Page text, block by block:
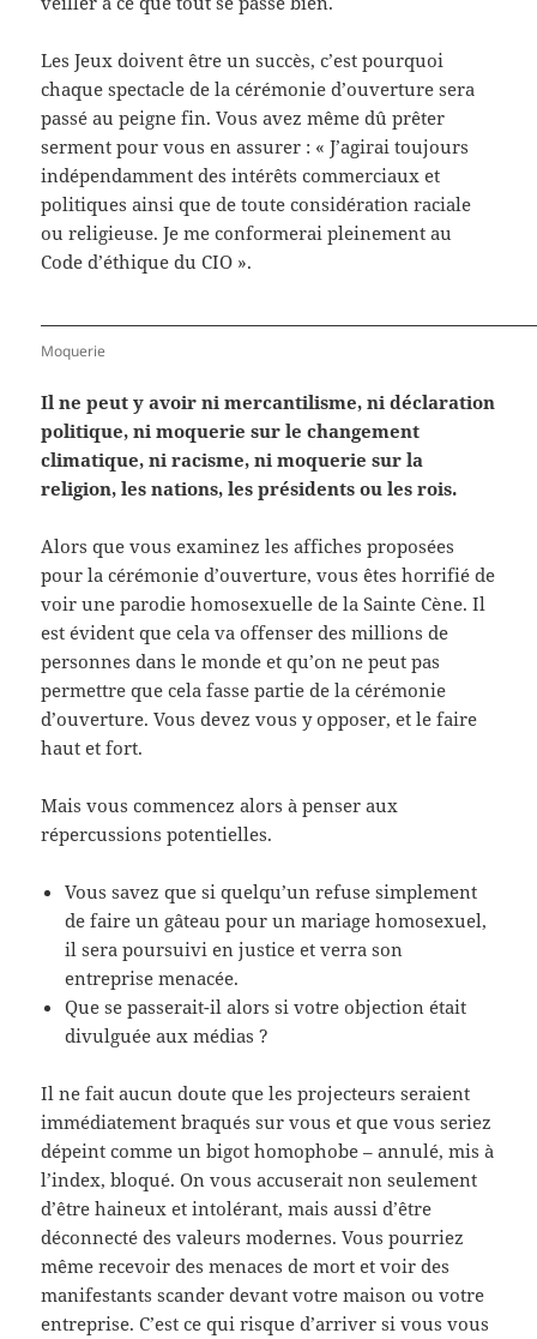
Les Jeux doivent être un succès, c’est pourquoi
chaque spectacle de la cérémonie d’ouverture sera
passé au peigne fin. Vous avez même dû prêter
serment pour vous en assurer : « J’agirai toujours
indépendamment des intérêts commerciaux et
politiques ainsi que de toute considération raciale
ou religieuse. Je me conformerai pleinement au
Code d’éthique du CIO ».
Moquerie
Il ne peut y avoir ni mercantilisme, ni déclaration
politique, ni moquerie sur le changement
climatique, ni racisme, ni moquerie sur la
religion, les nations, les présidents ou les rois.
Alors que vous examinez les affiches proposées
pour la cérémonie d’ouverture, vous êtes horrifié de
voir une parodie homosexuelle de la Sainte Cène. Il
est évident que cela va offenser des millions de
personnes dans le monde et qu’on ne peut pas
permettre que cela fasse partie de la cérémonie
d’ouverture. Vous devez vous y opposer, et le faire
haut et fort.
Mais vous commencez alors à penser aux
répercussions potentielles.
Vous savez que si quelqu’un refuse simplement
de faire un gâteau pour un mariage homosexuel,
il sera poursuivi en justice et verra son
entreprise menacée.
Que se passerait-il alors si votre objection était
divulguée aux médias ?
Il ne fait aucun doute que les projecteurs seraient
immédiatement braqués sur vous et que vous seriez
dépeint comme un bigot homophobe – annulé, mis à
l’index, bloqué. On vous accuserait non seulement
d’être haineux et intolérant, mais aussi d’être
déconnecté des valeurs modernes. Vous pourriez
même recevoir des menaces de mort et voir des
manifestants scander devant votre maison ou votre
entreprise. C’est ce qui risque d’arriver si vous vous